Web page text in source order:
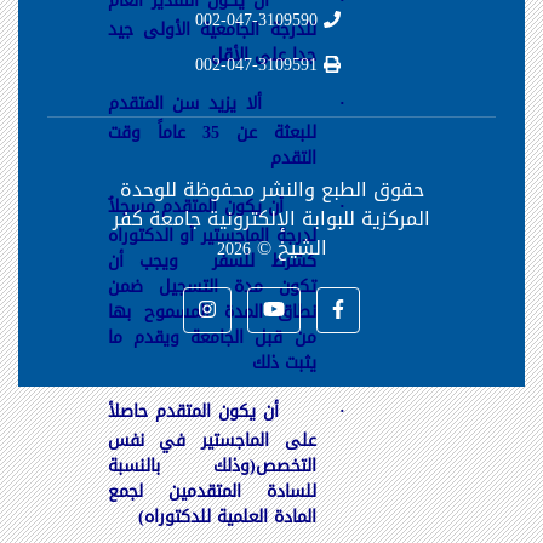
للدرجة الجامعية الأولى جيد
جدا على الأقل
·
ألا يزيد سن المتقدم
للبعثة عن 35 عاماً وقت
التقدم
·
أن يكون المتقدم مسجلاُ
لدرجة الماجستير أو الدكتوراه
كشرط للسفر ويجب أن
تكون مدة التسجيل ضمن
نطاق المدة المسموح بها
من قبل الجامعة ويقدم ما
يثبت ذلك
·
أن يكون المتقدم حاصلأ
على الماجستير في نفس
التخصص(وذلك بالنسبة
للسادة المتقدمين لجمع
المادة العلمية للدكتوراه)
حقوق الطبع والنشر محفوظة للوحدة
المركزية للبوابة الإلكترونية جامعة كفر
الشيخ ©2026